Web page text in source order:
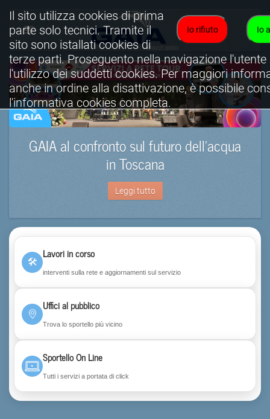
GAIA al confronto sul futuro dell’acqua
in Toscana
Leggi tutto
🛠
Lavori in corso
interventi sulla rete e aggiornamenti sul servizio
Uffici al pubblico
Trova lo sportello più vicino
Sportello On Line
Tutti i servizi a portata di click
Io
Io rifiuto
Il sito utilizza cookies di prima
parte solo tecnici. Tramite il
sito sono istallati cookies di
terze parti. Proseguento nella navigazione
l'utilizzo dei suddetti cookies. Per maggiori
anche in ordine alla disattivazione, è possibile
l'informativa cookies completa.
Visualizza informativa completa.